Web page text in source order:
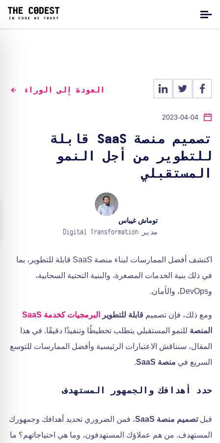
العودة إلى الوراء
2023-04-04
تصميم منصة SaaS قابلة
للتطوير من أجل النمو
المستقبلي
توماش غيباس
مدير Digital Transformation
اكتشف أفضل الممارسات لبناء منصة SaaS قابلة للتطوير، بما
في ذلك بنية الخدمات المصغرة، والبنية التحتية السحابية،
وDevOps، والأمان.
ومع ذلك، فإن تصميم قابلة للتطوير
البرمجيات كخدمة SaaS
المنصة للنمو المستقبلي يتطلب تخطيطًا وتنفيذًا دقيقًا. في هذا
المقال، سنناقش الاعتبارات الرئيسية وأفضل الممارسات للتوسع
السريع في منصة SaaS .
حدد أهدافك والجمهور المستهدف
قبلتصميم منصة SaaS
، فمن الضروري تحديد أهدافك وجمهورك
المستهدف. من هم عملاؤك المستهدفون، وما هي احتياجاتهم؟ ما